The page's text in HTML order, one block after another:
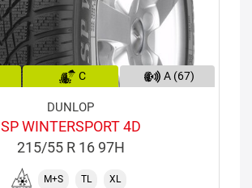
C A (67)
DUNLOP
SP WINTERSPORT 4D
215/55 R 16 97H
M+S TL XL